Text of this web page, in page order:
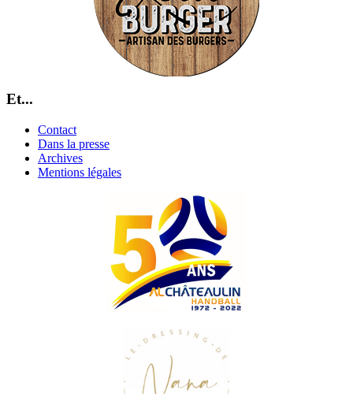
Et...
Contact
Dans la presse
Archives
Mentions légales